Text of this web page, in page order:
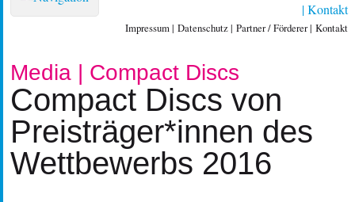
Kontakt
Impressum Datenschutz Partner / Förderer Kontakt
Media | Compact Discs
Compact Discs von
Preisträger*innen des
Wettbewerbs 2016